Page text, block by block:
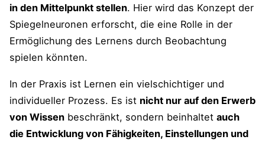
Wundergedächtnis
Einmal Ortef bitte! – Belohnungen
einbauen
Einen Rosmarinkranz tragen – hilfreiche
Gewürze beim Lernen?
in den Mittelpunkt stellen. Hier wird das Konzept der
Spiegelneuronen erforscht, die eine Rolle in der
Ermöglichung des Lernens durch Beobachtung
spielen könnten​​.
In der Praxis ist Lernen ein vielschichtiger und
individueller Prozess. Es ist nicht nur auf den Erwerb
von Wissen beschränkt, sondern beinhaltet auch
die Entwicklung von Fähigkeiten, Einstellungen und